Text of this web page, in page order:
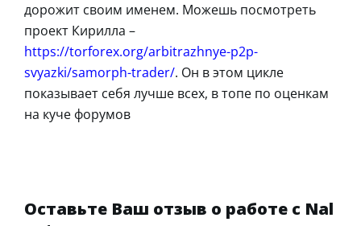
дорожит своим именем. Можешь посмотреть
проект Кирилла –
https://torforex.org/arbitrazhnye-p2p-
svyazki/samorph-trader/. Он в этом цикле
показывает себя лучше всех, в топе по оценкам
на куче форумов
Оставьте Ваш отзыв о работе с Nal